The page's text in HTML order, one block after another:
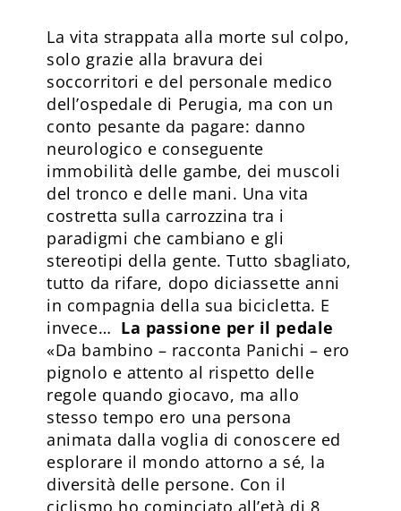
La vita strappata alla morte sul colpo,
solo grazie alla bravura dei
soccorritori e del personale medico
dell’ospedale di Perugia, ma con un
conto pesante da pagare: danno
neurologico e conseguente
immobilità delle gambe, dei muscoli
del tronco e delle mani. Una vita
costretta sulla carrozzina tra i
paradigmi che cambiano e gli
stereotipi della gente. Tutto sbagliato,
tutto da rifare, dopo diciassette anni
in compagnia della sua bicicletta. E
invece… La passione per il pedale
«Da bambino – racconta Panichi – ero
pignolo e attento al rispetto delle
regole quando giocavo, ma allo
stesso tempo ero una persona
animata dalla voglia di conoscere ed
esplorare il mondo attorno a sé, la
diversità delle persone. Con il